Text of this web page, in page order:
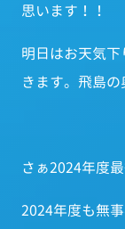
思います！！
明日はお天気
きます。飛島
さぁ2024年度
2024年度も無